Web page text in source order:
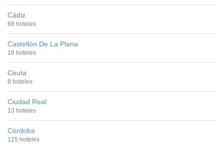
Cádiz
68 hoteles
Castellón De La Plana
16 hoteles
Ceuta
8 hoteles
Ciudad Real
13 hoteles
Córdoba
125 hoteles